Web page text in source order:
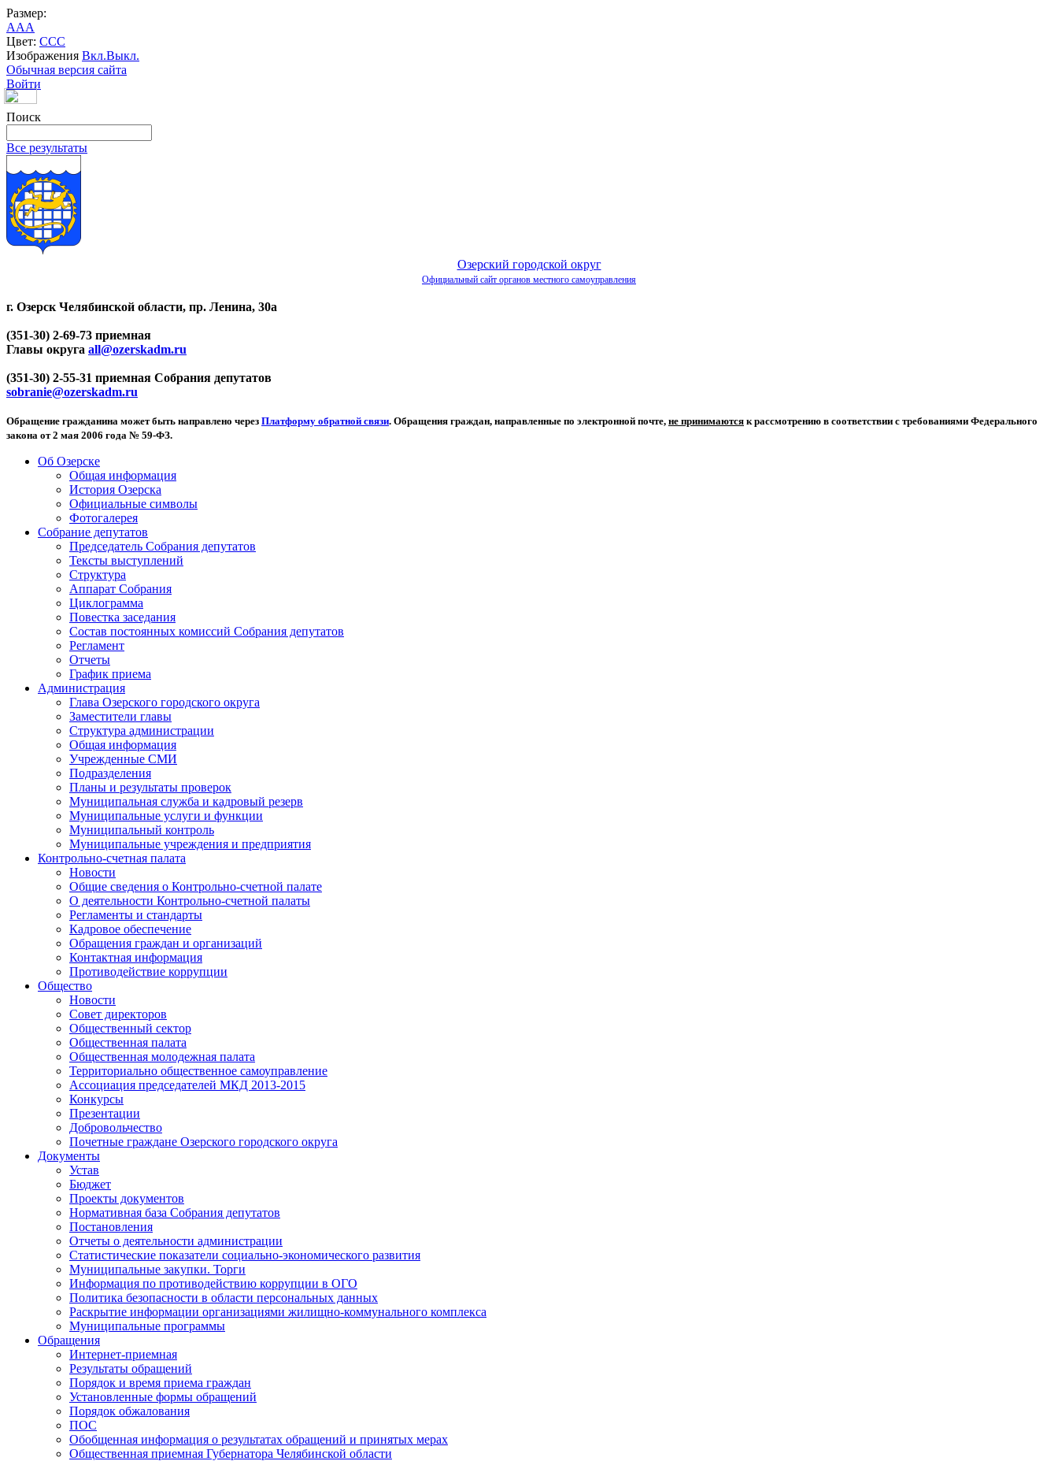
Размер:
AAA
Цвет: CCC
Изображения Вкл.Выкл.
Обычная версия сайта
Войти
Поиск
Все результаты
Озерский городской округ
Официальный сайт органов местного самоуправления
г. Озерск Челябинской области, пр. Ленина, 30а
(351-30) 2-69-73 приемная
Главы округа all@ozerskadm.ru
(351-30) 2-55-31 приемная Собрания депутатов
sobranie@ozerskadm.ru
Обращение гражданина может быть направлено через Платформу обратной связи. Обращения граждан, направленные по электронной почте, не принимаются к рассмотрению в соответствии с требованиями Федерального
закона от 2 мая 2006 года № 59-ФЗ.
Об Озерске
Общая информация
История Озерска
Официальные символы
Фотогалерея
Собрание депутатов
Председатель Собрания депутатов
Тексты выступлений
Структура
Аппарат Собрания
Циклограмма
Повестка заседания
Состав постоянных комиссий Собрания депутатов
Регламент
Отчеты
График приема
Администрация
Глава Озерского городского округа
Заместители главы
Структура администрации
Общая информация
Учрежденные СМИ
Подразделения
Планы и результаты проверок
Муниципальная служба и кадровый резерв
Муниципальные услуги и функции
Муниципальный контроль
Муниципальные учреждения и предприятия
Контрольно-счетная палата
Новости
Общие сведения о Контрольно-счетной палате
О деятельности Контрольно-счетной палаты
Регламенты и стандарты
Кадровое обеспечение
Обращения граждан и организаций
Контактная информация
Противодействие коррупции
Общество
Новости
Совет директоров
Общественный сектор
Общественная палата
Общественная молодежная палата
Территориально общественное самоуправление
Ассоциация председателей МКД 2013-2015
Конкурсы
Презентации
Добровольчество
Почетные граждане Озерского городского округа
Документы
Устав
Бюджет
Проекты документов
Нормативная база Собрания депутатов
Постановления
Отчеты о деятельности администрации
Статистические показатели социально-экономического развития
Муниципальные закупки. Торги
Информация по противодействию коррупции в ОГО
Политика безопасности в области персональных данных
Раскрытие информации организациями жилищно-коммунального комплекса
Муниципальные программы
Обращения
Интернет-приемная
Результаты обращений
Порядок и время приема граждан
Установленные формы обращений
Порядок обжалования
ПОС
Обобщенная информация о результатах обращений и принятых мерах
Общественная приемная Губернатора Челябинской области